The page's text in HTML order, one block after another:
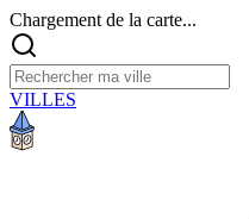
Chargement de la carte...
VILLES